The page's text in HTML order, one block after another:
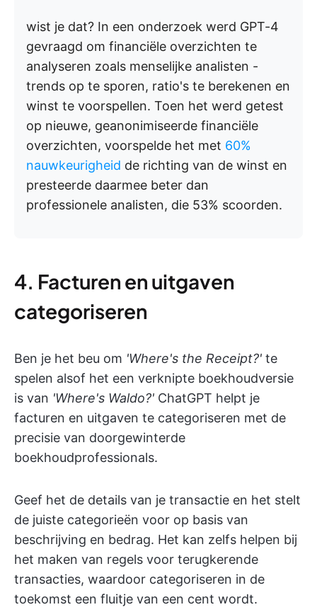
wist je dat? In een onderzoek werd GPT-4
gevraagd om financiële overzichten te
analyseren zoals menselijke analisten -
trends op te sporen, ratio's te berekenen en
winst te voorspellen. Toen het werd getest
op nieuwe, geanonimiseerde financiële
overzichten, voorspelde het met 60%
nauwkeurigheid de richting van de winst en
presteerde daarmee beter dan
professionele analisten, die 53% scoorden.
4. Facturen en uitgaven
categoriseren
Ben je het beu om 'Where's the Receipt?' te
spelen alsof het een verknipte boekhoudversie
is van 'Where's Waldo?' ChatGPT helpt je
facturen en uitgaven te categoriseren met de
precisie van doorgewinterde
boekhoudprofessionals.
Geef het de details van je transactie en het stelt
de juiste categorieën voor op basis van
beschrijving en bedrag. Het kan zelfs helpen bij
het maken van regels voor terugkerende
transacties, waardoor categoriseren in de
toekomst een fluitje van een cent wordt.